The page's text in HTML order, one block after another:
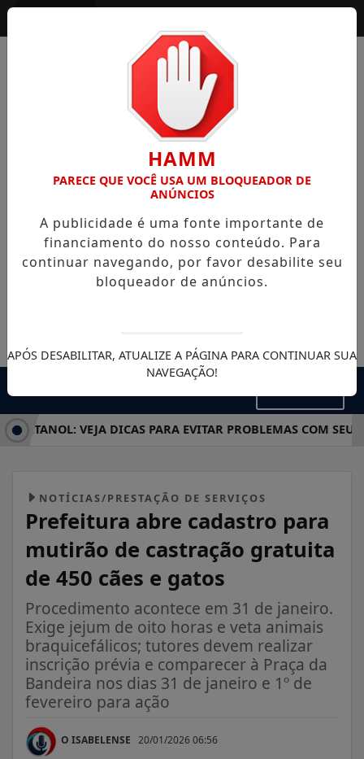
VEJA DICAS PARA EVITAR PROBLEMAS COM SEU
NOTÍCIAS/PRESTAÇÃO DE SERVIÇOS
Prefeitura abre cadastro para
mutirão de castração gratuita
de 450 cães e gatos
Procedimento acontece em 31 de janeiro.
Exige jejum de oito horas e veta animais
braquicefálicos; tutores devem realizar
inscrição prévia e comparecer à Praça da
Bandeira nos dias 31 de janeiro e 1º de
fevereiro para ação
O ISABELENSE 20/01/2026 06:56
HAMM
PARECE QUE VOCÊ USA UM BLOQUEADOR DE
ANÚNCIOS
A publicidade é uma fonte importante de
financiamento do nosso conteúdo. Para
continuar navegando, por favor desabilite seu
bloqueador de anúncios.
APÓS DESABILITAR, ATUALIZE A PÁGINA PARA CONTINUAR SUA
NAVEGAÇÃO!